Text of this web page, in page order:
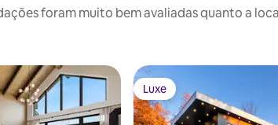
foram muito bem avaliadas quanto a
Luxe
Luxe